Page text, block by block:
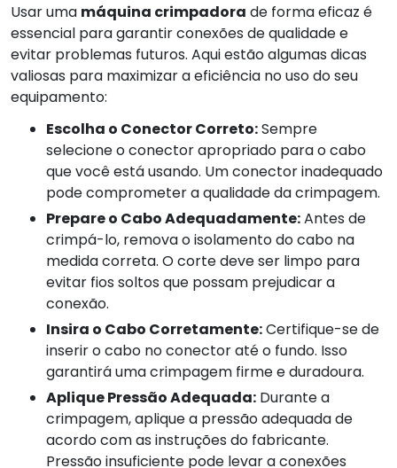
Usar uma máquina crimpadora de forma eficaz é
essencial para garantir conexões de qualidade e
evitar problemas futuros. Aqui estão algumas dicas
valiosas para maximizar a eficiência no uso do seu
equipamento:
Escolha o Conector Correto:Sempre
selecione o conector apropriado para o cabo
que você está usando. Um conector inadequado
pode comprometer a qualidade da crimpagem.
Prepare o Cabo Adequadamente:Antes de
crimpá-lo, remova o isolamento do cabo na
medida correta. O corte deve ser limpo para
evitar fios soltos que possam prejudicar a
conexão.
Insira o Cabo Corretamente:Certifique-se de
inserir o cabo no conector até o fundo. Isso
garantirá uma crimpagem firme e duradoura.
Aplique Pressão Adequada: Durante a
crimpagem, aplique a pressão adequada de
acordo com as instruções do fabricante.
Pressão insuficiente pode levar a conexões